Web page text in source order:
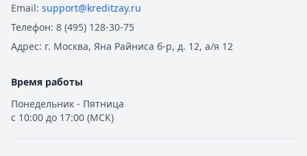
Email: support@kreditzay.ru
Телефон: 8 (495) 128-30-75
Адрес: г. Москва, Яна Райниса б-р, д. 12, а/я 12
Время работы
Понедельник - Пятница
с 10:00 до 17:00 (МСК)